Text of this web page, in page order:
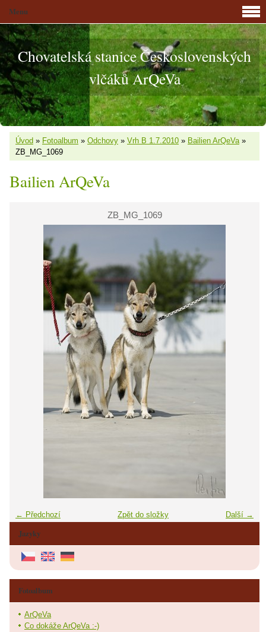
Chovatelská stanice Československých
vlčáků ArQeVa
Úvod » Fotoalbum » Odchovy » Vrh B 1.7.2010 » Bailien ArQeVa»
ZB_MG_1069
Bailien ArQeVa
ZB_MG_1069
← Předchozí Další →
Zpět do složky
Jazyky
Menu
Fotoalbum
ArQeVa
Co dokáže ArQeVa :-)